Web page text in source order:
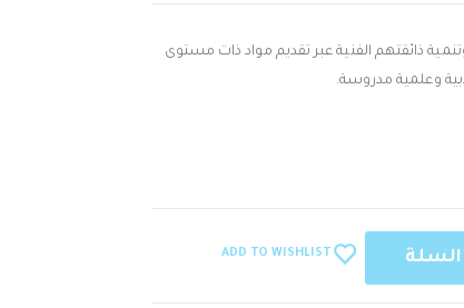
ذائقتهم الفنية عبر تقديم مواد ذات مستوى
وعلمية مدروسة.
السلة ADD TO WISHLIST